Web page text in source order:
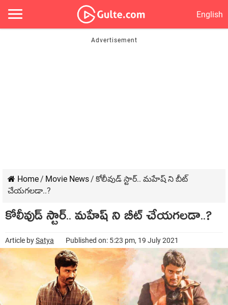
English
Home/ Movie News/ కోలీవుడ్ స్టార్.. మహేష్ ని బీట్
చేయగలడా..?
కోలీవుడ్ స్టార్.. మహేష్ ని బీట్ చేయగలడా..?
Article bySatya Published on: 5:23 pm, 19 July 2021